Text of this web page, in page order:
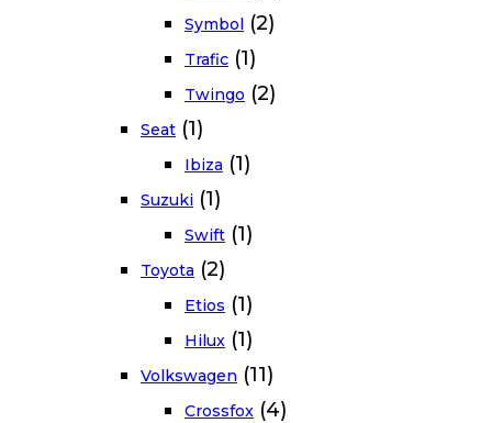
Symbol (2)
Trafic (1)
Twingo (2)
Seat (1)
Ibiza (1)
Suzuki (1)
Swift (1)
Toyota (2)
Etios (1)
Hilux (1)
Volkswagen (11)
Crossfox (4)